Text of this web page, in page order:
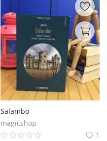
Salambo
magicshop
1